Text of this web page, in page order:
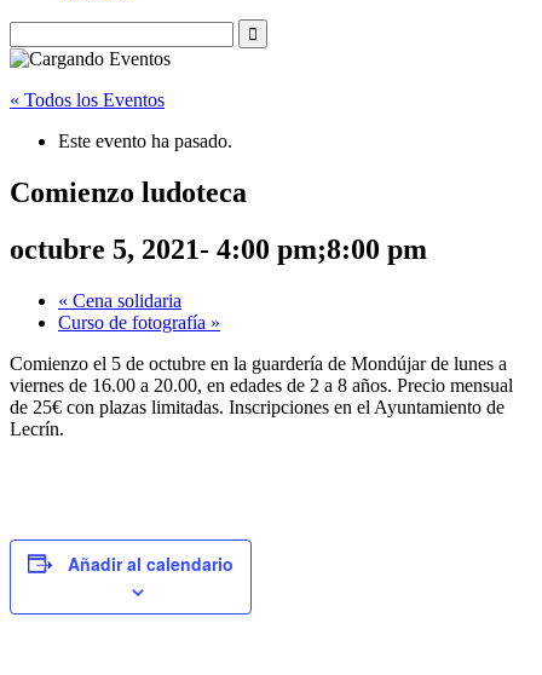
« Todos los Eventos
Este evento ha pasado.
Comienzo ludoteca
octubre 5, 2021- 4:00 pm;8:00 pm
« Cena solidaria
Curso de fotografía »
Comienzo el 5 de octubre en la guardería de Mondújar de lunes a
viernes de 16.00 a 20.00, en edades de 2 a 8 años. Precio mensual
de 25€ con plazas limitadas. Inscripciones en el Ayuntamiento de
Lecrín.
Añadir al calendario